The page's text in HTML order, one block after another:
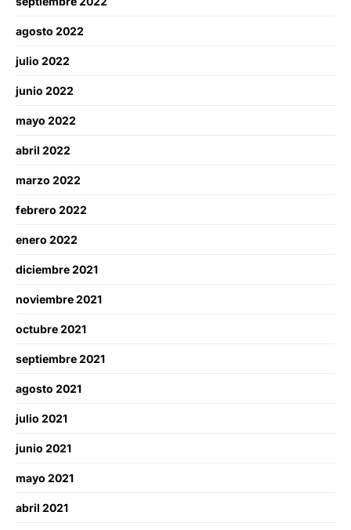
agosto 2022
julio 2022
junio 2022
mayo 2022
abril 2022
marzo 2022
febrero 2022
enero 2022
diciembre 2021
noviembre 2021
octubre 2021
septiembre 2021
agosto 2021
julio 2021
junio 2021
mayo 2021
abril 2021